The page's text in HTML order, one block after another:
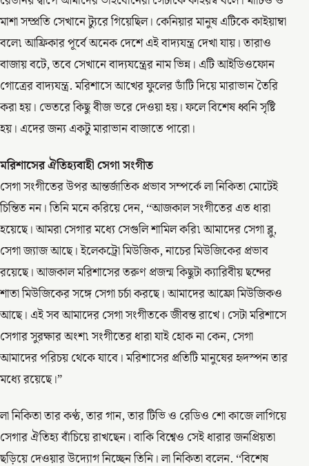
মাশা সম্প্রতি সেখানে ট্যুরে গিয়েছিল। কেনিয়ার মানুষ এটিকে কাইয়াম্বা
বলে৷ আফ্রিকার পূর্বে অনেক দেশে এই বাদ্যযন্ত্র দেখা যায়। তারাও
বাজায় বটে, তবে সেখানে বাদ্যযন্ত্রের নাম ভিন্ন। এটি আইডিওফোন
গোত্রের বাদ্যযন্ত্র. মরিশাসে আখের ফুলের ডাঁটি দিয়ে মারাভান তৈরি
করা হয়। ভেতরে কিছু বীজ ভরে দেওয়া হয়। ফলে বিশেষ ধ্বনি সৃষ্টি
হয়। এদের জন্য একটু মারাভান বাজাতে পারো।
মরিশাসের ঐতিহ্যবাহী সেগা সংগীত
সেগা সংগীতের উপর আন্তর্জাতিক প্রভাব সম্পর্কে লা নিকিতা মোটেই
চিন্তিত নন। তিনি মনে করিয়ে দেন, ‘‘আজকাল সংগীতের এত ধারা
হয়েছে। আমরা সেগার মধ্যে সেগুলি শামিল করি৷ আমাদের সেগা ব্লু,
সেগা জ্যাজ আছে। ইলেকট্রো মিউজিক, নাচের মিউজিকের প্রভাব
রয়েছে। আজকাল মরিশাসের তরুণ প্রজন্ম কিছুটা ক্যারিবীয় ছন্দের
শাতা মিউজিকের সঙ্গে সেগা চর্চা করছে। আমাদের আফ্রো মিউজিকও
আছে। এই সব আমাদের সেগা সংগীতকে জীবন্ত রাখে। সেটা মরিশাসে
সেগার সুরক্ষার অংশ৷ সংগীতের ধারা যাই হোক না কেন, সেগা
আমাদের পরিচয় থেকে যাবে। মরিশাসের প্রতিটি মানুষের হৃদস্পন তার
মধ্যে রয়েছে।”
লা নিকিতা তার কণ্ঠ, তার গান, তার টিভি ও রেডিও শো কাজে লাগিয়ে
সেগার ঐতিহ্য বাঁচিয়ে রাখছেন। বাকি বিশ্বেও সেই ধারার জনপ্রিয়তা
ছড়িয়ে দেওয়ার উদ্যোগ নিচ্ছেন তিনি। লা নিকিতা বলেন. ‘‘বিশেষ